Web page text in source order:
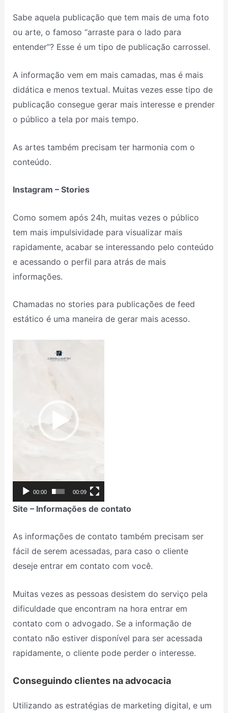
Sabe aquela publicação que tem mais de uma foto
ou arte, o famoso “arraste para o lado para
entender”? Esse é um tipo de publicação carrossel.
A informação vem em mais camadas, mas é mais
didática e menos textual. Muitas vezes esse tipo de
publicação consegue gerar mais interesse e prender
o público a tela por mais tempo.
As artes também precisam ter harmonia com o
conteúdo.
Instagram – Stories
Como somem após 24h, muitas vezes o público
tem mais impulsividade para visualizar mais
rapidamente, acabar se interessando pelo conteúdo
e acessando o perfil para atrás de mais
informações.
Chamadas no stories para publicações de feed
estático é uma maneira de gerar mais acesso.
00:00 00:09
Site – Informações de contato
As informações de contato também precisam ser
fácil de serem acessadas, para caso o cliente
deseje entrar em contato com você.
Muitas vezes as pessoas desistem do serviço pela
dificuldade que encontram na hora entrar em
contato com o advogado. Se a informação de
contato não estiver disponível para ser acessada
rapidamente, o cliente pode perder o interesse.
Conseguindo clientes na advocacia
Utilizando as estratégias de marketing digital, e um